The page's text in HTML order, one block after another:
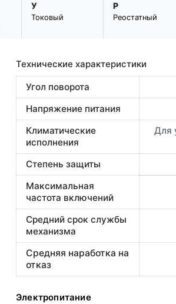
У
Токовый
Р
Реостатный
Технические характеристики
Угол поворота
Напряжение питания
Климатические
исполнения
Для
Степень защиты
Максимальная
частота включений
Средний срок службы
механизма
Средняя наработка на
отказ
Электропитание